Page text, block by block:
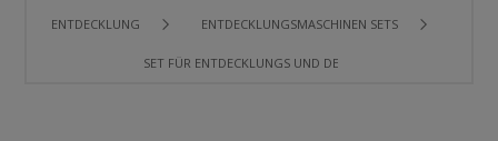
ENTDECKLUNG ENTDECKLUNGSMASCHINEN SETS
SET FÜR ENTDECKLUNGS UND DECKLUNGSAUSFÜHRUNG